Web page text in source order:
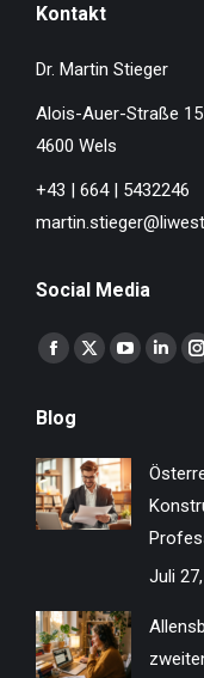
Kontakt
Dr. Martin Stieger
Alois-Auer-Straße 15
4600 Wels
+43 | 664 | 5432246
Social Media
Finden Sie uns auf:
Facebook
opens
in
new
window
X
in
new
window
YouTube
in
new
window
new
Blog
Juli